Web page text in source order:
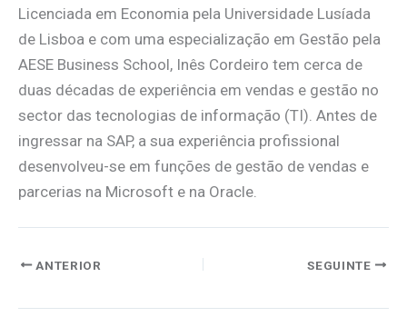
Licenciada em Economia pela Universidade Lusíada
de Lisboa e com uma especialização em Gestão pela
AESE Business School, Inês Cordeiro tem cerca de
duas décadas de experiência em vendas e gestão no
sector das tecnologias de informação (TI). Antes de
ingressar na SAP, a sua experiência profissional
desenvolveu-se em funções de gestão de vendas e
parcerias na Microsoft e na Oracle.
ANTERIOR SEGUINTE